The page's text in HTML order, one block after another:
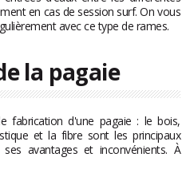
en cas de session surf. On vous
avec ce type de rames.
la pagaie
fabrication d'une pagaie : le bois,
et la fibre sont les principaux
avantages et inconvénients. À